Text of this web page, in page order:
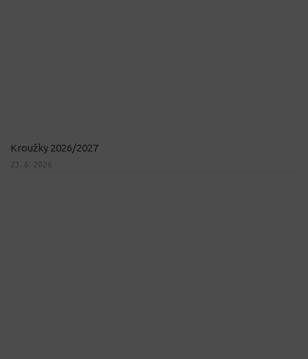
Kroužky 2026/2027
23. 6. 2026